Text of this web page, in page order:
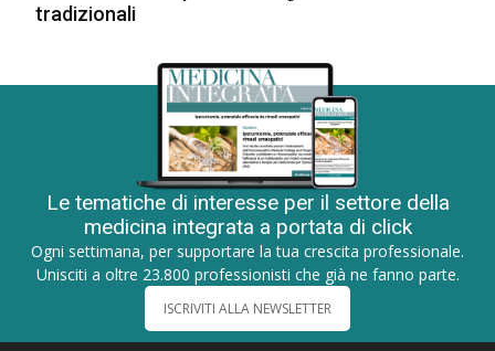
tradizionali
Le tematiche di interesse per il settore della
medicina integrata a portata di click
Ogni settimana, per supportare la tua crescita professionale.
Unisciti a oltre 23.800 professionisti che già ne fanno parte.
ISCRIVITI ALLA NEWSLETTER